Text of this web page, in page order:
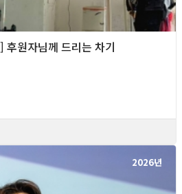
원자님께 드리는 차기
2026년